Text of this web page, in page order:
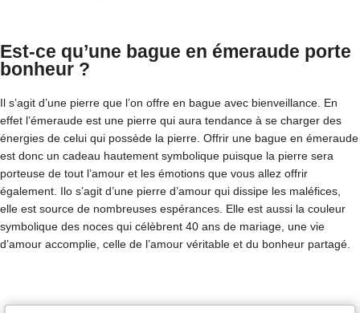
Est-ce qu’une bague en émeraude porte
bonheur ?
Il s’agit d’une pierre que l’on offre en bague avec bienveillance. En
effet l’émeraude est une pierre qui aura tendance à se charger des
énergies de celui qui possède la pierre. Offrir une bague en émeraude
est donc un cadeau hautement symbolique puisque la pierre sera
porteuse de tout l’amour et les émotions que vous allez offrir
également. Ilo s’agit d’une pierre d’amour qui dissipe les maléfices,
elle est source de nombreuses espérances. Elle est aussi la couleur
symbolique des noces qui célèbrent 40 ans de mariage, une vie
d’amour accomplie, celle de l’amour véritable et du bonheur partagé.